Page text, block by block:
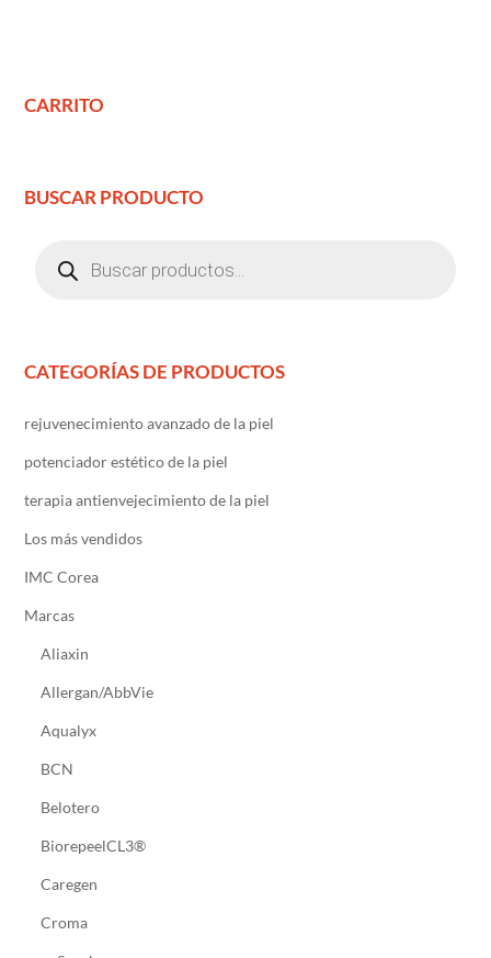
CARRITO
BUSCAR PRODUCTO
productos
CATEGORÍAS DE PRODUCTOS
rejuvenecimiento avanzado de la piel
potenciador estético de la piel
terapia antienvejecimiento de la piel
Los más vendidos
IMC Corea
Marcas
Aliaxin
Allergan/AbbVie
Aqualyx
BCN
Belotero
BiorepeelCL3®
Caregen
Croma